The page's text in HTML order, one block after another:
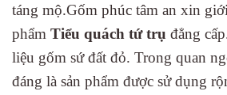
táng mộ.Gốm phúc tâm an xin
phẩm Tiểu quách tứ trụ đẳng
liệu gốm sứ đất đỏ. Trong quan
đáng là sản phẩm được sử dụng